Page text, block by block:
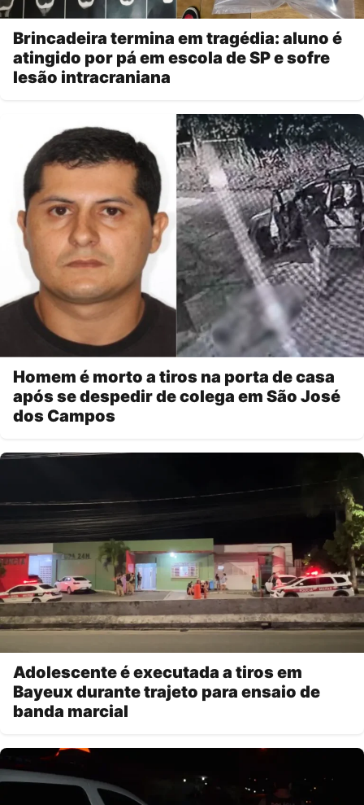
Brincadeira termina em tragédia: aluno é
atingido por pá em escola de SP e sofre
lesão intracraniana
Homem é morto a tiros na porta de casa
após se despedir de colega em São José
dos Campos
Adolescente é executada a tiros em
Bayeux durante trajeto para ensaio de
banda marcial